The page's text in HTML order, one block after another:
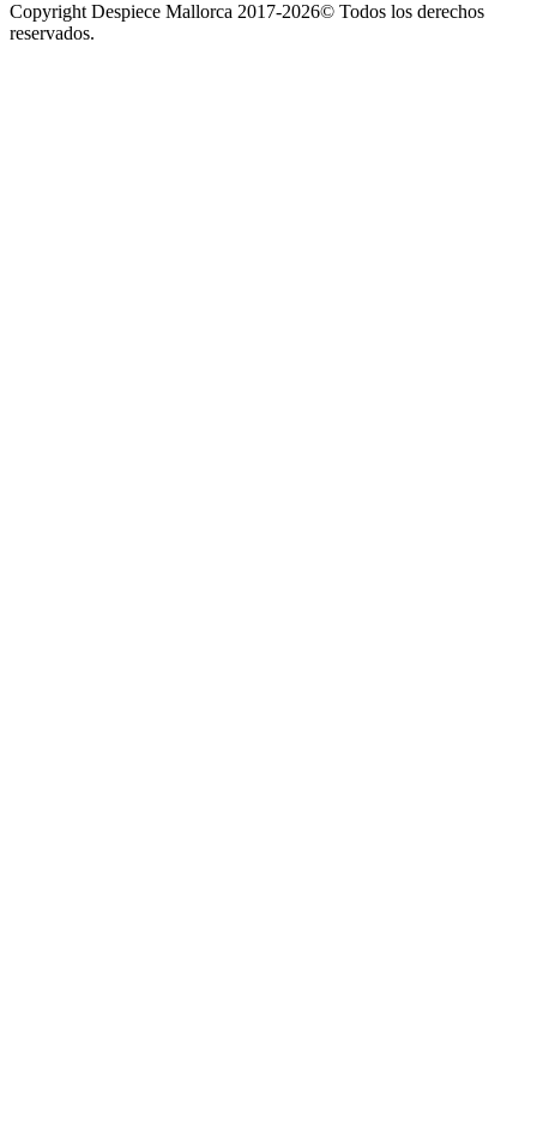
Copyright Despiece Mallorca 2017-2026© Todos los derechos
reservados.